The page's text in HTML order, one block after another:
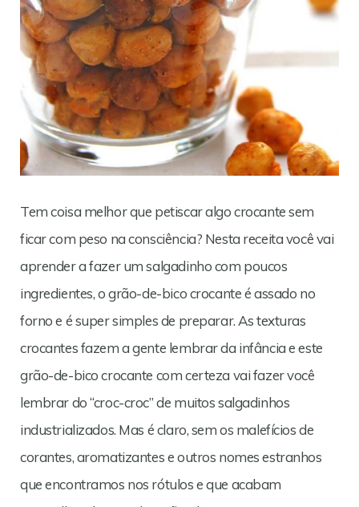
Tem coisa melhor que petiscar algo crocante sem
ficar com peso na consciência? Nesta receita você vai
aprender a fazer um salgadinho com poucos
ingredientes, o grão-de-bico crocante é assado no
forno e é super simples de preparar. As texturas
crocantes fazem a gente lembrar da infância e este
grão-de-bico crocante com certeza vai fazer você
lembrar do “croc-croc” de muitos salgadinhos
industrializados. Mas é claro, sem os malefícios de
corantes, aromatizantes e outros nomes estranhos
que encontramos nos rótulos e que acabam